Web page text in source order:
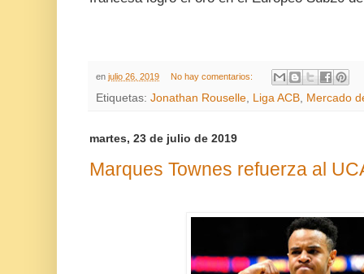
en julio 26, 2019 No hay comentarios:
Etiquetas: Jonathan Rouselle, Liga ACB, Mercado
martes, 23 de julio de 2019
Marques Townes refuerza al